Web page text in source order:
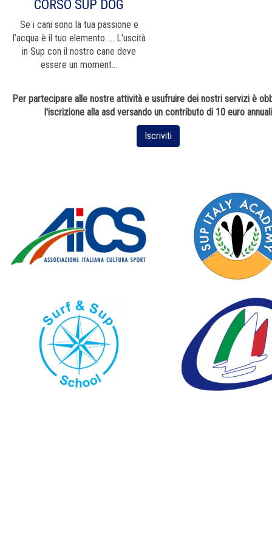
CORSO SUP DOG
Se i cani sono la tua passione e
l’acqua è il tuo elemento..... L'uscità
in Sup con il nostro cane deve
essere un moment...
Per partecipare alle nostre attività e usufruire dei nostri servizi è
l'iscrizione alla asd versando un contributo di 10 euro annuali
Iscriviti